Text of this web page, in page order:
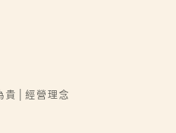
貴│經營理念